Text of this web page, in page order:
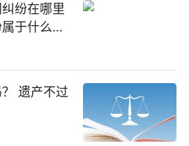
纷在哪里
于什么纠
遗产不过